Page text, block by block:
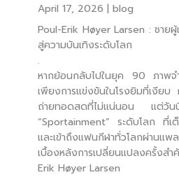
April 17, 2026
blog
Poul-Erik Høyer Larsen : ชาย
สู่ความบันเทิงระดับโลก
.
หากย้อนกลับไปในยุค 90 ภาพจ
เพียงการแข่งขันในโรงยิมที่เงียบ
ถ่ายทอดสดที่ไม่แน่นอน แต่วันนี้
“Sportainment” ระดับโลก ที่
และเข้าถึงแฟนกีฬาทั่วโลกผ่านแ
เบื้องหลังการเปลี่ยนแปลงครั้ง
Erik Høyer Larsen